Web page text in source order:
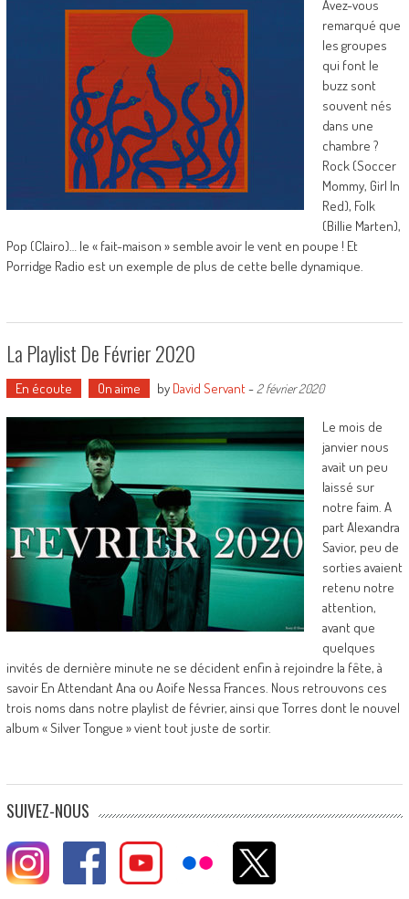
Avez-vous
remarqué que
les groupes
qui font le
buzz sont
souvent nés
dans une
chambre ?
Rock (Soccer
Mommy, Girl In
Red), Folk
(Billie Marten),
Pop (Clairo)… le « fait-maison » semble avoir le vent en poupe ! Et
Porridge Radio est un exemple de plus de cette belle dynamique.
La Playlist De Février 2020
En écoute On aime by David Servant- 2 février 2020
Le mois de
janvier nous
avait un peu
laissé sur
notre faim. A
part Alexandra
Savior, peu de
sorties avaient
retenu notre
attention,
avant que
quelques
invités de dernière minute ne se décident enfin à rejoindre la fête, à
savoir En Attendant Ana ou Aoife Nessa Frances. Nous retrouvons ces
trois noms dans notre playlist de février, ainsi que Torres dont le nouvel
album « Silver Tongue » vient tout juste de sortir.
SUIVEZ-NOUS